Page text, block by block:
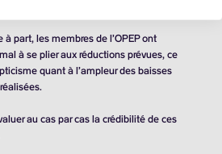
à part, les membres de l’OPEP ont
à se plier aux réductions prévues, ce
quant à l’ampleur des baisses
au cas par cas la crédibilité de ces